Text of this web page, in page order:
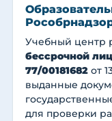
Учебный центр
бессрочной
77/00181682 от
выданные
для проверки